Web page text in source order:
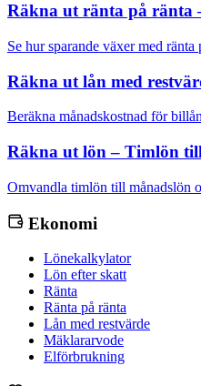
Räkna ut ränta på ränta
Se hur sparande växer med ränta
Räkna ut lån med
Beräkna månadskostnad för
Räkna ut lön – Timlön
Omvandla timlön till månadslön
Ekonomi
Lönekalkylator
Lön efter skatt
Ränta
Ränta på ränta
Lån med restvärde
Mäklararvode
Elförbrukning